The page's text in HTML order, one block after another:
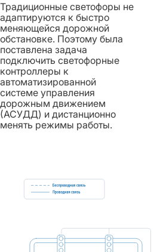
Традиционные светофоры не
адаптируются к быстро
меняющейся дорожной
обстановке. Поэтому была
поставлена задача
подключить светофорные
контроллеры к
автоматизированной
системе управления
дорожным движением
(АСУДД) и дистанционно
менять режимы работы.